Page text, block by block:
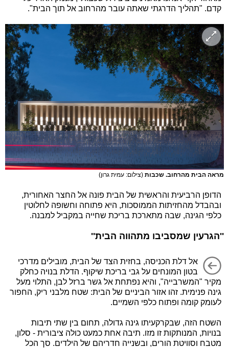
קדם. "תהליך הדרגתי שאתה עובר מהרחוב אל תוך הבית".
מראה הבית מהרחוב. שכבות (צילום: עמית גרון)
הדופן הרביעית והראשית של הבית פונה אל החצר האחורית,
ובהבדל מהחזיתות הממוסכות, היא פתוחה וחשופה לחלוטין
כלפי הגינה, שבה מתארכת בריכת שחייה במקביל למבנה.
''הגרעין שמסביבו מתהווה הבית''
אל דלת הכניסה, בחזית הצד של הבית, מובילים מדרכי
בטון המונחים על גבי בריכת שיקוף. הדלת בנויה כחלק
מקיר "המשרבייה", והיא נפתחת אל גשר ברזל לבן, התלוי מעל
גינה פנימית. זהו אזור הביניים של הבית: שטח מלבני ריק, החפור
לעומק קומה ופתוח כלפי השמיים.
השטח הזה, שבקרקעיתו גינה גדולה, תחום בין שתי תיבות
בנויות, המנותקות זו מזו. תיבה אחת כמעט כולה ציבורית - סלון,
מטבח וסוויטת הורים, ובשנייה חדריהם של הילדים. סך הכל